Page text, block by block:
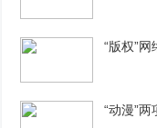
“版权”
“动漫”